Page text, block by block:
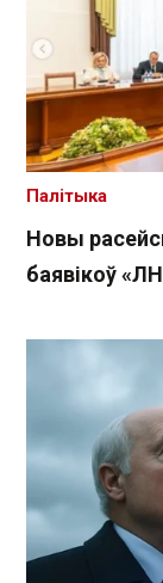
Новы
баявікоў
Палітыка